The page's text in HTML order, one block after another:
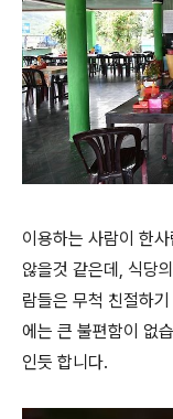
이용하는 사람이 한
않을것 같은데, 식당
람들은 무척 친절하
에는 큰 불편함이 없
인듯 합니다.